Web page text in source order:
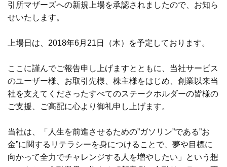
引所マザーズへの新規上場を承認されましたので、お知ら
せいたします。
上場日は、2018年6月21日（木）を予定しております。
ここに謹んでご報告申し上げますとともに、当社サービス
のユーザー様、お取引先様、株主様をはじめ、創業以来当
社を支えてくださったすべてのステークホルダーの皆様の
ご支援、ご高配に心より御礼申し上げます。
当社は、「人生を前進させるための”ガソリン”である”お
金”に関するリテラシーを身につけることで、夢や目標に
向かって全力でチャレンジする人を増やしたい」という想